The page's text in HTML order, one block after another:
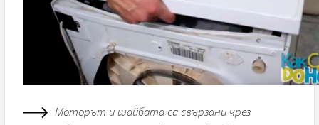
Моторът и шайбата са свързани чрез